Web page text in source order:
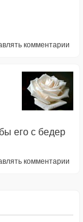
комментарии
его с бедер
комментарии